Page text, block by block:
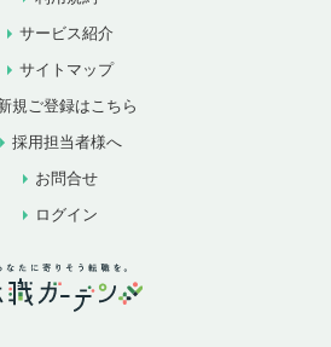
サービス紹介
サイトマップ
規ご登録はこちら
採用担当者様へ
お問合せ
ログイン